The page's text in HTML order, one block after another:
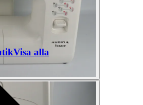
Visa alla